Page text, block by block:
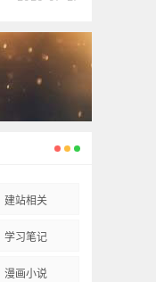
建站相关
学习笔记
漫画小说